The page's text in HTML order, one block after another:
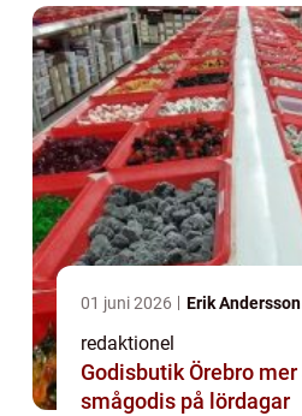
över m...
01 juni 2026 Erik Andersson
redaktionel
Godisbutik Örebro mer än bara
smågodis på lördagar